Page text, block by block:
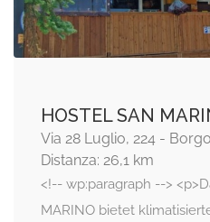
HOSTEL SAN
Via 28 Luglio, 224 -
Distanza: 26,1 km
<!-- wp:paragraph -->
MARINO bietet